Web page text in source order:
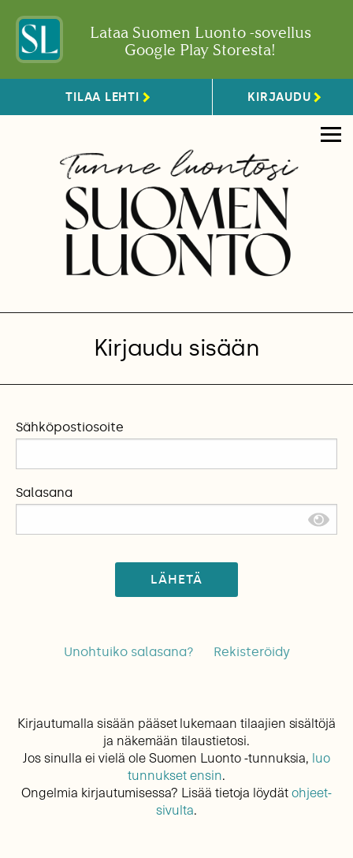
Lataa Suomen Luonto -sovellus
Google Play Storesta!
TILAA LEHTI KIRJAUDU
Kirjaudu sisään
Sähköpostiosoite
Salasana
LÄHETÄ
Unohtuiko salasana? Rekisteröidy
Kirjautumalla sisään pääset lukemaan tilaajien sisältöjä
ja näkemään tilaustietosi.
Jos sinulla ei vielä ole Suomen Luonto -tunnuksia, luo
tunnukset ensin.
Ongelmia kirjautumisessa? Lisää tietoja löydätohjeet-
sivulta.